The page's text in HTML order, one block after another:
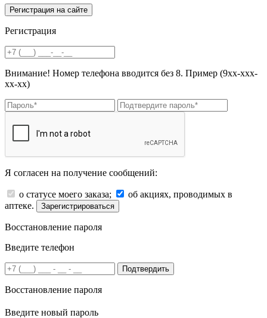
Регистрация
Внимание! Номер телефона вводится без 8. Пример (9хх-ххх-
хх-хх)
Я согласен на получение сообщений:
о статусе моего заказа;
об акциях, проводимых в
аптеке.
Зарегистрироваться
Восстановление пароля
Введите телефон
Подтвердить
Восстановление пароля
Введите новый пароль